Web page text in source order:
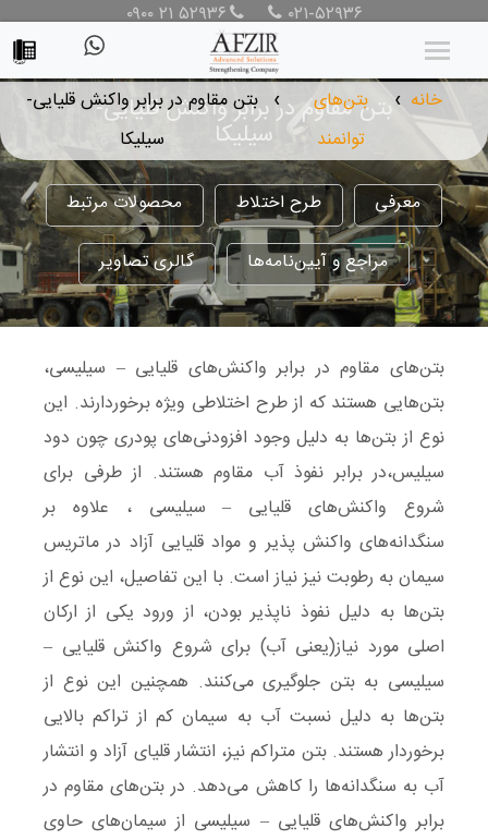
۰۲۱-۵۲۹۳۶ ۰۹۰۰ ۲۱ ۵۲۹۳۶
خانه ❯
بتن‌های
توانمند
❯
بتن مقاوم در برابر واکنش قلیایی-
سیلیکا
بتن مقاوم در برابر واکنش قلیایی-
سیلیکا
معرفی طرح اختلاط محصولات مرتبط
مراجع و آیین‌نامه‌ها گالری تصاویر
بتن‌های مقاوم در برابر واکنش‌های قلیایی – سیلیسی،
بتن‌هایی هستند که از طرح اختلاطی ویژه برخوردارند. این
نوع از بتن‌ها به دلیل وجود افزودنی‌های پودری چون دود
سیلیس،در برابر نفوذ آب مقاوم هستند. از طرفی برای
شروع واکنش‌های قلیایی – سیلیسی ، علاوه بر
سنگدانه‌های واکنش پذیر و مواد قلیایی آزاد در ماتریس
سیمان به رطوبت نیز نیاز است. با این تفاصیل، این نوع از
بتن‌ها به دلیل نفوذ ناپذیر بودن، از ورود یکی از ارکان
اصلی مورد نیاز(یعنی آب) برای شروع واکنش قلیایی –
سیلیسی به بتن جلوگیری می‌کنند. همچنین این نوع از
بتن‌ها به دلیل نسبت آب به سیمان کم از تراکم بالایی
برخوردار هستند. بتن متراکم نیز، انتشار قلیای آزاد و انتشار
آب به سنگدانه‌ها را کاهش می‌دهد. در بتن‌های مقاوم در
برابر واکنش‌های قلیایی – سیلیسی از سیمان‌های حاوی